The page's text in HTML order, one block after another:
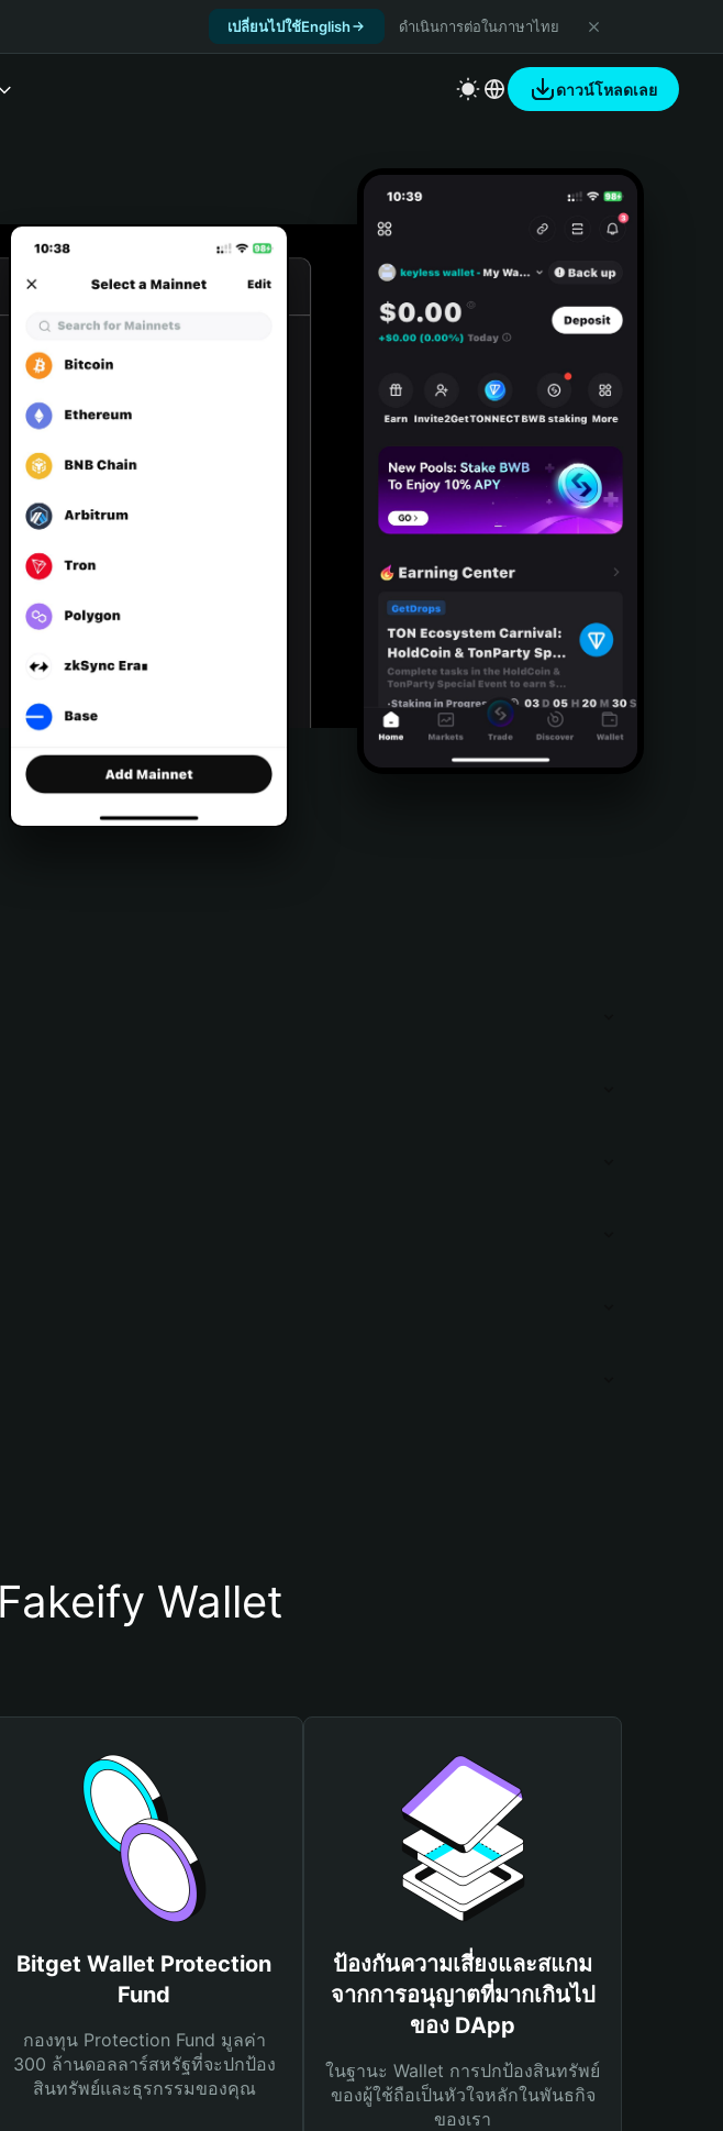
เปลี่ยนไปใช้English ดำเนินการต่อในภาษาไทย
ดาวน์โหลดเลย
Wallet
Bitget Wallet Protection
Fund
กองทุน Protection Fund มูลค่า
300 ล้านดอลลาร์สหรัฐที่จะปกป้อง
สินทรัพย์และธุรกรรมของคุณ
ป้องกันความเสี่ยงและสแกม
จากการอนุญาตที่มากเกินไป
ของ DApp
ในฐานะ Wallet การปกป้องสินทรัพย์
ของผู้ใช้ถือเป็นหัวใจหลักในพันธกิจ
ของเรา